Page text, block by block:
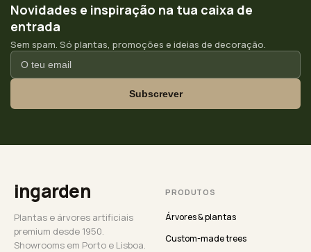
Novidades e inspiração na tua caixa de
entrada
Sem spam. Só plantas, promoções e ideias de decoração.
Subscrever
ingarden
Plantas e árvores artificiais
premium desde 1950.
Showrooms em Porto e Lisboa.
PRODUTOS
Árvores & plantas
Custom-made trees